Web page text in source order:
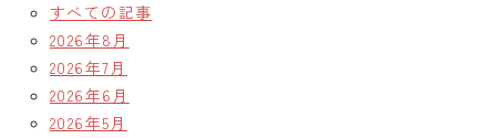
すべての記事
2026年8月
2026年7月
2026年6月
2026年5月